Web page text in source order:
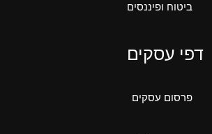
ביטוח ופיננסים
דפי עסקים
פרסום עסקים